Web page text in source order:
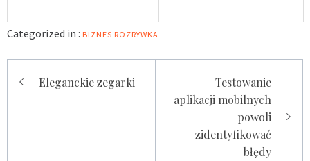
Categorized in : BIZNES ROZRYWKA
wpisuEleganckie zegarki
Testowanie
aplikacji mobilnych
powoli
zidentyfikować
błędy